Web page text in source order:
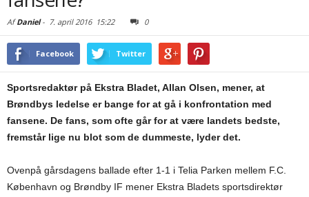
AfDaniel- 7. april 201615:22 0
Facebook Twitter
Sportsredaktør på Ekstra Bladet, Allan Olsen, mener, at
Brøndbys ledelse er bange for at gå i konfrontation med
fansene. De fans, som ofte går for at være landets bedste,
fremstår lige nu blot som de dummeste, lyder det.
Ovenpå gårsdagens ballade efter 1-1 i Telia Parken mellem F.C.
København og Brøndby IF mener Ekstra Bladets sportsdirektør